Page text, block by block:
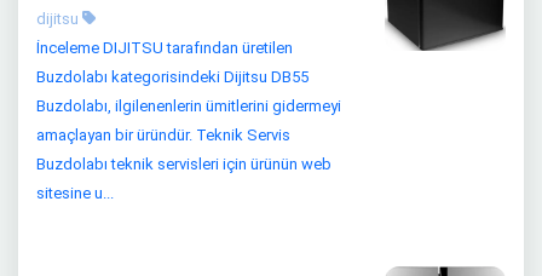
dijitsu
İnceleme DIJITSU tarafından üretilen
Buzdolabı kategorisindeki Dijitsu DB55
Buzdolabı, ilgilenenlerin ümitlerini gidermeyi
amaçlayan bir üründür. Teknik Servis
Buzdolabı teknik servisleri için ürünün web
sitesine u...